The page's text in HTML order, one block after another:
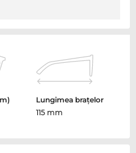
Lungimea brațelor
115 mm